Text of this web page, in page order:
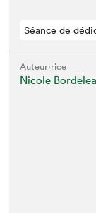
Séance de
Auteur·rice
Nicole